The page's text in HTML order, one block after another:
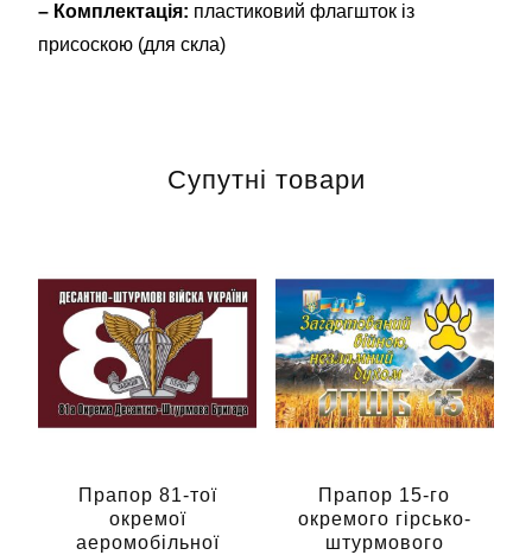
– Комплектація: пластиковий флагшток із
присоскою (для скла)
Супутні товари
Прапор 81-тої
окремої
аеромобільної
Прапор 15-го
окремого гірсько-
штурмового